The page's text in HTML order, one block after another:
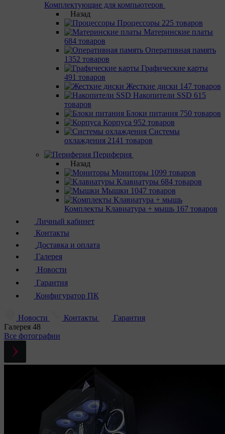
Комплектующие для компьютеров
Назад
Процессоры 225 товаров
Материнcкие платы
684 товаров
Оперативная память
1352 товаров
Графические карты
491 товаров
Жесткие диски 147 товаров
Накопители SSD 615
товаров
Блоки питания 750 товаров
Корпуса 952 товаров
Системы
охлаждения 2141 товаров
Периферия
Назад
Мониторы 1099 товаров
Клавиатуры 684 товаров
Мышки 1047 товаров
Комплекты Клавиатура + мышь 167 товаров
Личный кабинет
Контакты
Доставка и оплата
Галерея
Новости
Гарантия
Конфигуратор ПК
Новости Контакты
Гарантия
Галерея 48
Все фотографии